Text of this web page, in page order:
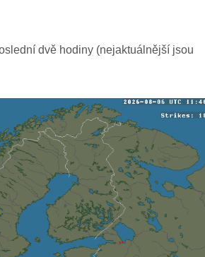
11:20
10:50
10:40
dvě hodiny (nejaktuálnější jsou